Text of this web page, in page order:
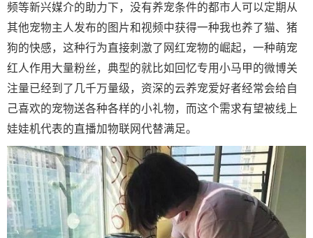
频等新兴媒介的助力下，没有养宠条件的都市人可以定期从
其他宠物主人发布的图片和视频中获得一种我也养了猫、猪
狗的快感，这种行为直接刺激了网红宠物的崛起，一种萌宠
红人作用大量粉丝，典型的就比如回忆专用小马甲的微博关
注量已经到了几千万量级，资深的云养宠爱好者经常会给自
己喜欢的宠物送各种各样的小礼物，而这个需求有望被线上
娃娃机代表的直播加物联网代替满足。